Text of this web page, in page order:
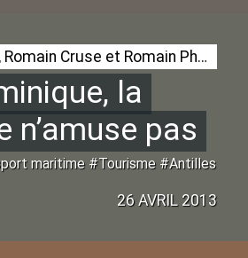
Bruno Marques, Romain Cruse et Romain Philippon
la
n’amuse pas
maritime #Tourisme #Antilles
26 AVRIL 2013